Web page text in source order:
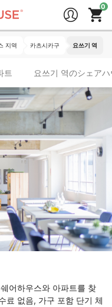
지역 카츠시카구 요쓰기 역
트 요쓰기 역のシェア
어하우스와 아파트를 찾
료 없음, 가구 포함 단기 체